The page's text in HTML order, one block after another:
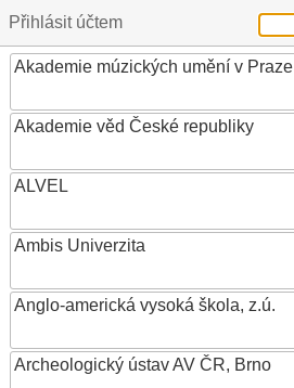
Přihlásit účtem
Akademie múzických umění v Praze
Akademie věd České republiky
ALVEL
Ambis Univerzita
Anglo-americká vysoká škola, z.ú.
Archeologický ústav AV ČR, Brno